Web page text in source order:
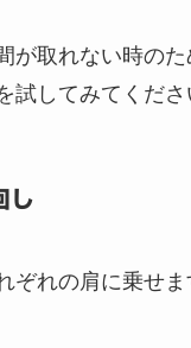
が取れない時の
試してみてくださ
し
ぞれの肩に乗せま